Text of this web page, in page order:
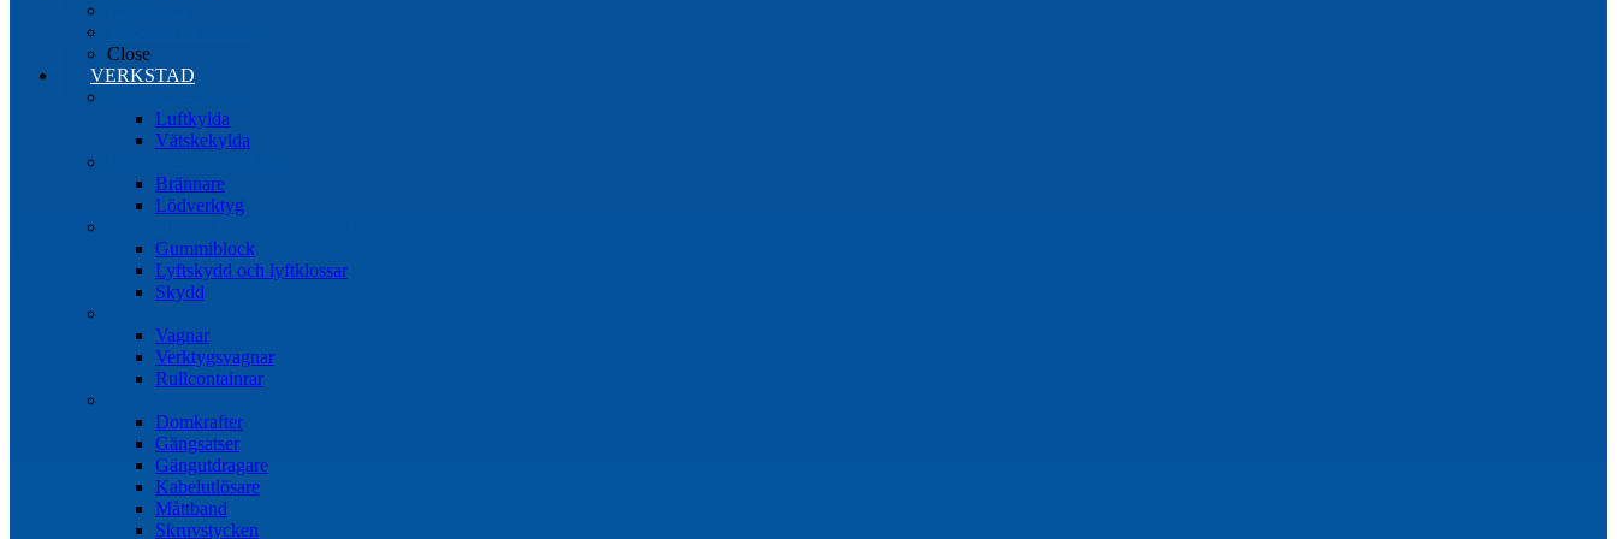
Close
VERKSTAD
Luftkylda
Vätskekylda
Brännare
Lödverktyg
Gummiblock
Lyftskydd och lyftklossar
Skydd
Vagnar
Verktygsvagnar
Rullcontainrar
Domkrafter
Gängsatser
Gängutdragare
Kabelutlösare
Måttband
Skruvstycken